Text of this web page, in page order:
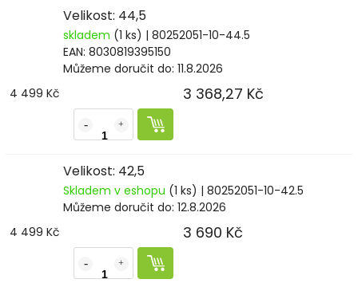
Velikost: 44,5
skladem (1 ks) | 80252051-10-44.5
EAN: 8030819395150
Můžeme doručit do: 11.8.2026
4 499 Kč
3 368,27 Kč
Velikost: 42,5
Skladem v eshopu (1 ks) | 80252051-10-42.5
Můžeme doručit do: 12.8.2026
4 499 Kč
3 690 Kč